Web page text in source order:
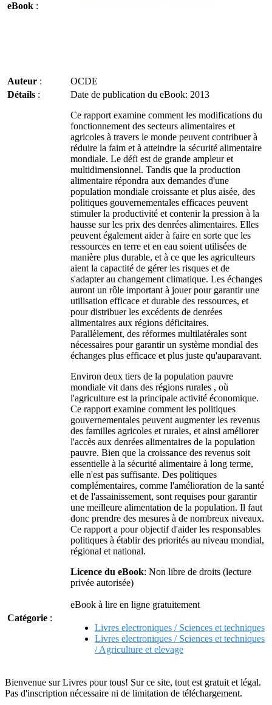
eBook :
Auteur :
OCDE
Détails :
Date de publication du eBook: 2013
Ce rapport examine comment les modifications du
fonctionnement des secteurs alimentaires et
agricoles à travers le monde peuvent contribuer à
réduire la faim et à atteindre la sécurité alimentaire
mondiale. Le défi est de grande ampleur et
multidimensionnel. Tandis que la production
alimentaire répondra aux demandes d'une
population mondiale croissante et plus aisée, des
politiques gouvernementales efficaces peuvent
stimuler la productivité et contenir la pression à la
hausse sur les prix des denrées alimentaires. Elles
peuvent également aider à faire en sorte que les
ressources en terre et en eau soient utilisées de
manière plus durable, et à ce que les agriculteurs
aient la capactité de gérer les risques et de
s'adapter au changement climatique. Les échanges
auront un rôle important à jouer pour garantir une
utilisation efficace et durable des ressources, et
pour distribuer les excédents de denrées
alimentaires aux régions déficitaires.
Parallèlement, des réformes multilatérales sont
nécessaires pour garantir un système mondial des
échanges plus efficace et plus juste qu'auparavant.
Environ deux tiers de la population pauvre
mondiale vit dans des régions rurales , où
l'agriculture est la principale activité économique.
Ce rapport examine comment les politiques
gouvernementales peuvent augmenter les revenus
des familles agricoles et rurales, et ainsi améliorer
l'accès aux denrées alimentaires de la population
pauvre. Bien que la croissance des revenus soit
essentielle à la sécurité alimentaire à long terme,
elle n'est pas suffisante. Des politiques
complémentaires, comme l'amélioration de la santé
et de l'assainissement, sont requises pour garantir
une meilleure alimentation de la population. Il faut
donc prendre des mesures à de nombreux niveaux.
Ce rapport a pour objectif d'aider les responsables
politiques à établir des priorités au niveau mondial,
régional et national.
Licence du eBook: Non libre de droits (lecture
privée autorisée)
eBook à lire en ligne gratuitement
Catégorie :
Livres electroniques / Sciences et techniques
Livres electroniques / Sciences et techniques
/ Agriculture et elevage
Bienvenue sur Livres pour tous! Sur ce site, tout est gratuit et légal.
Pas d'inscription nécessaire ni de limitation de téléchargement.